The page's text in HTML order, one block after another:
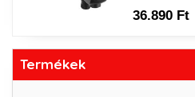
36.890 Ft
Termékek